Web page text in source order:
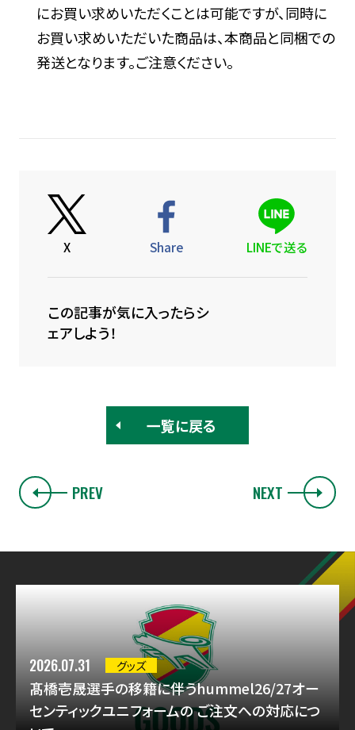
にお買い求めいただくことは可能ですが、同時に
お買い求めいただいた商品は、本商品と同梱での
発送となります。ご注意ください。
X Share LINEで送る
この記事が気に入ったらシ
ェアしよう！
一覧に戻る
PREV NEXT
2026.07.31 グッズ
髙橋壱晟選手の移籍に伴うhummel26/27オー
センティックユニフォームの ご注文への対応につ